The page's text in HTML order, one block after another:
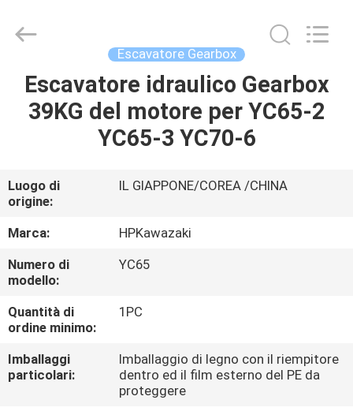
CASA
PRODOTTI
VIDEO
CHI
SIAMO
GIRO
DELLA
FABBRICA
Parts
Reserved.
Escavatore Gearbox
Escavatore idraulico Gearbox
39KG del motore per YC65-2
YC65-3 YC70-6
Luogo di
origine:
IL GIAPPONE/COREA /CHINA
Marca:
HPKawazaki
Numero di
modello:
YC65
Quantità di
ordine minimo:
1PC
Imballaggi
particolari:
Imballaggio di legno con il riempitore
dentro ed il film esterno del PE da
proteggere